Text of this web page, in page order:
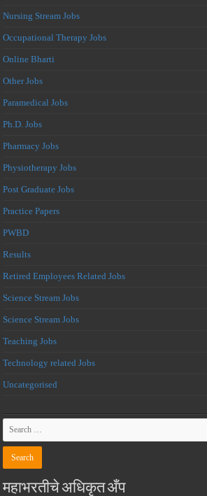
Nursing Stream Jobs
Occupational Therapy Jobs
Online Bharti
Other Jobs
Paramedical Jobs
Ph.D. Jobs
Pharmacy Jobs
Physiotherapy Jobs
Post Graduate Jobs
Practice Papers
PWBD
Results
Retired Employees Related Jobs
Science Stream Jobs
Science Stream Jobs
Teaching Jobs
Technology related Jobs
Uncategorised
महाभरतीचे अधिकृत अँप